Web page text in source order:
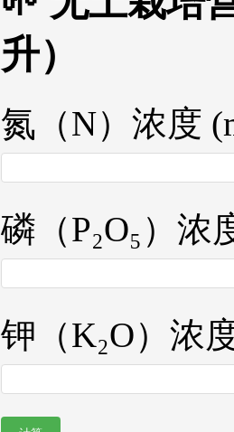
升）
氮（N）浓度
磷（P₂O₅）浓
钾（K₂O）浓